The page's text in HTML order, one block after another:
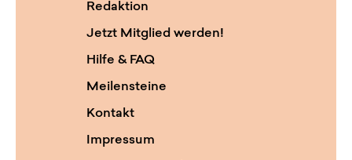
Redaktion
Jetzt Mitglied werden!
Hilfe & FAQ
Meilensteine
Kontakt
Impressum